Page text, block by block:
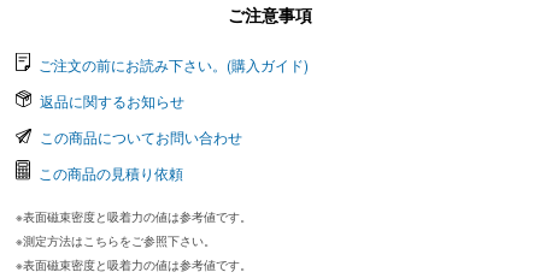
ご注意事項
ご注文の前にお読み下さい。(購入ガイド)
返品に関するお知らせ
この商品についてお問い合わせ
この商品の見積り依頼
※表面磁束密度と吸着力の値は参考値です。
※測定方法はこちらをご参照下さい。
※表面磁束密度と吸着力の値は参考値です。